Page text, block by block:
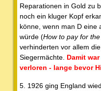
Reparationen in Gold zu
noch ein kluger Kopf
könne, wenn man D eine
würde (How to pay for
verhinderten vor allem
Siegermächte. Damit
verloren - lange bevor
5. 1926 ging England